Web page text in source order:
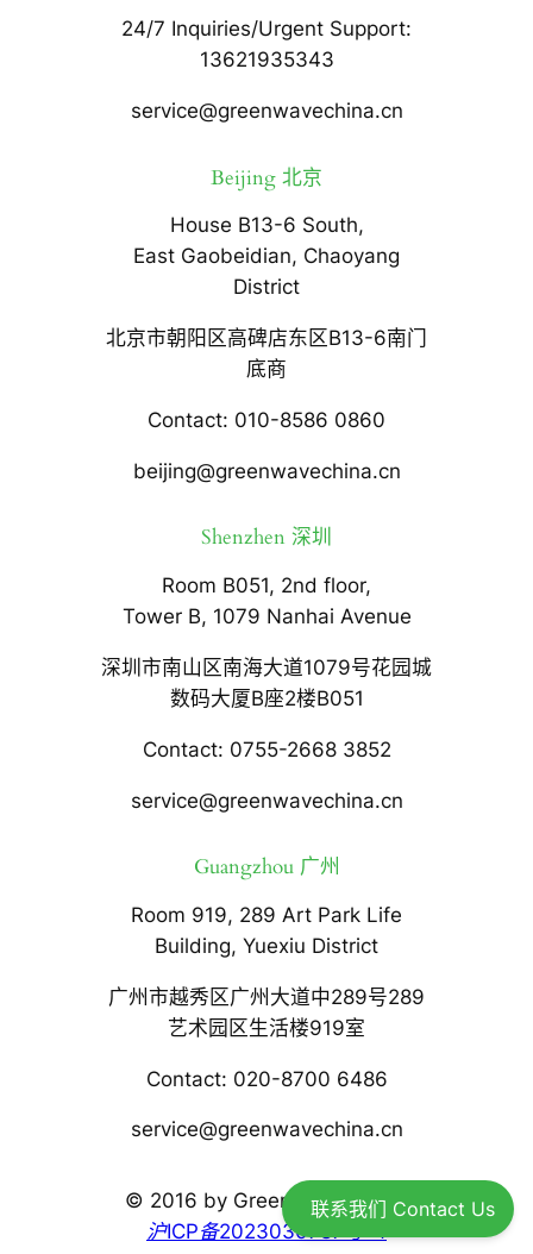
24/7 Inquiries/Urgent Support:
13621935343
service@greenwavechina.cn
Beijing 北京
House B13-6 South,
East Gaobeidian, Chaoyang
District
北京市朝阳区高碑店东区B13-6南门
底商
Contact: 010-8586 0860
beijing@greenwavechina.cn
Shenzhen 深圳
Room B051, 2nd floor,
Tower B, 1079 Nanhai Avenue
深圳市南山区南海大道1079号花园城
数码大厦B座2楼B051
Contact: 0755-2668 3852
service@greenwavechina.cn
Guangzhou 广州
Room 919, 289 Art Park Life
Building, Yuexiu District
广州市越秀区广州大道中289号289
艺术园区生活楼919室
Contact: 020-8700 6486
service@greenwavechina.cn
© 2016 by Greenwave China.
沪ICP备2023030787号-4
联系我们 Contact Us